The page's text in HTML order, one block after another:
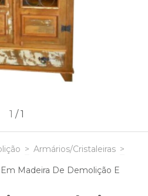
1 /1
> Armários/Cristaleiras >
Madeira De Demolição E